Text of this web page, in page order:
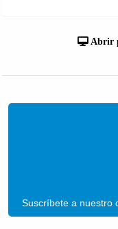
Abrir
Suscríbete a nuestro